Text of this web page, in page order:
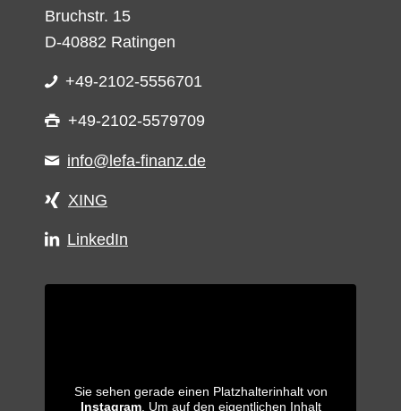
Bruchstr. 15
D-40882 Ratingen
+49-2102-5556701
+49-2102-5579709
info@lefa-finanz.de
XING
LinkedIn
Sie sehen gerade einen Platzhalterinhalt von
Instagram. Um auf den eigentlichen Inhalt